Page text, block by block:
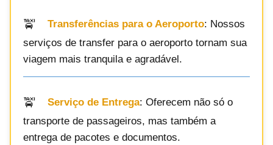
Transferências para o Aeroporto: Nossos
serviços de transfer para o aeroporto tornam sua
viagem mais tranquila e agradável.
Serviço de Entrega: Oferecem não só o
transporte de passageiros, mas também a
entrega de pacotes e documentos.